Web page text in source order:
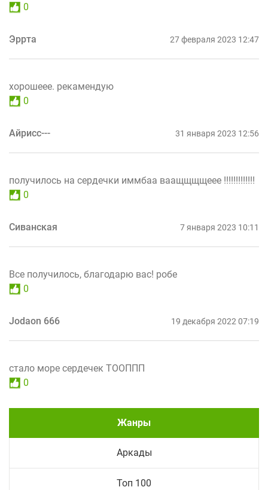
0
Эррта 27 февраля 2023 12:47
хорошеее. рекамендую
0
Айрисс--- 31 января 2023 12:56
получилось на сердечки иммбаа ваащщщщеее !!!!!!!!!!!!!
0
Сиванская 7 января 2023 10:11
Все получилось, благодарю вас! робе
0
Jodaon 666 19 декабря 2022 07:19
стало море сердечек ТООППП
0
Жанры
Аркады
Топ 100